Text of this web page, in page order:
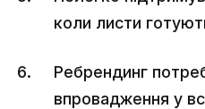
коли листи
Ребрендинг
впровадження у